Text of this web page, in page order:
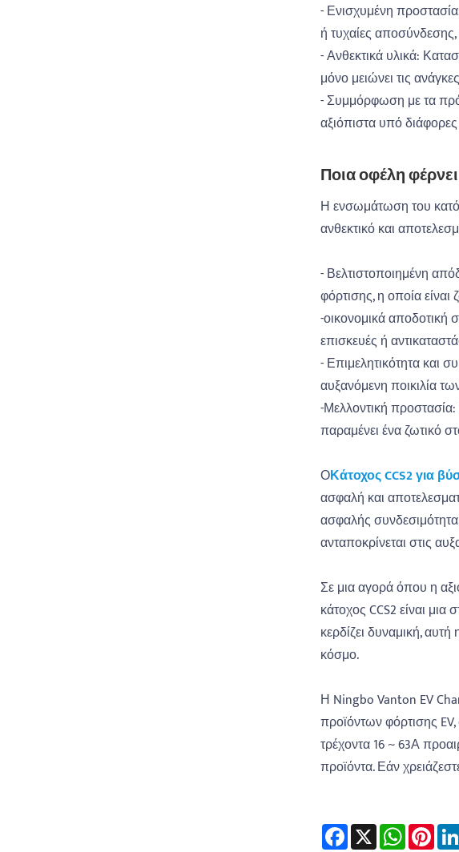
- Ενισχυμένη
ή τυχαίες
- Ανθεκτικά υλικά:
μόνο μειώνει τις
- Συμμόρφωση με τα
αξιόπιστα υπό
Ποια οφέλη
Η ενσωμάτωση του
ανθεκτικό και
- Βελτιστοποιημένη
φόρτισης, η οποία
-οικονομικά αποδοτική
επισκευές ή
- Επιμελητικότητα και
αυξανόμενη ποικιλία
-Μελλοντική
παραμένει ένα ζωτικό
ΟΚάτοχος CCS2 για
ασφαλή και
ασφαλής
ανταποκρίνεται στις
Σε μια αγορά όπου η
κάτοχος CCS2 είναι
κερδίζει δυναμική,
κόσμο.
Η Ningbo Vanton EV
προϊόντων φόρτισης
τρέχοντα 16 ~ 63Α
προϊόντα. Εάν
Facebook WhatsApp